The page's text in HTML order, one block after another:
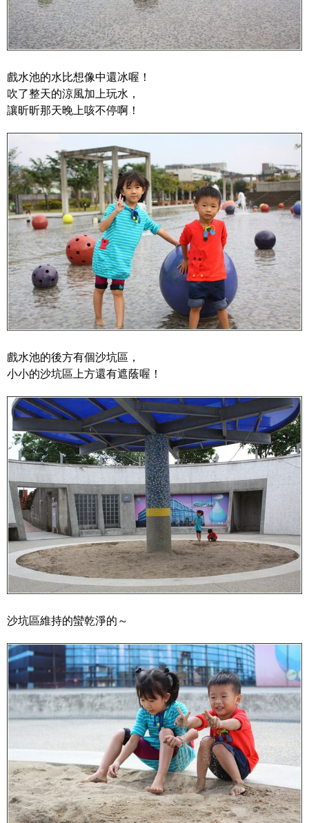
戲水池的水比想像中還冰喔！
吹了整天的涼風加上玩水，
讓昕昕那天晚上咳不停啊！
戲水池的後方有個沙坑區，
小小的沙坑區上方還有遮蔭喔！
沙坑區維持的蠻乾淨的～